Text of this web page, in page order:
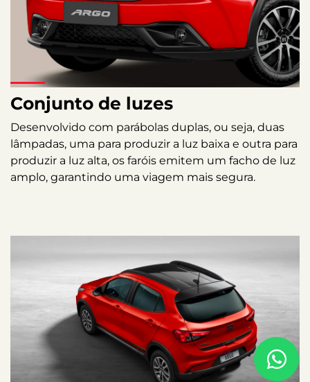
Conjunto de luzes
Desenvolvido com parábolas duplas, ou seja, duas
lâmpadas, uma para produzir a luz baixa e outra para
produzir a luz alta, os faróis emitem um facho de luz
amplo, garantindo uma viagem mais segura.​